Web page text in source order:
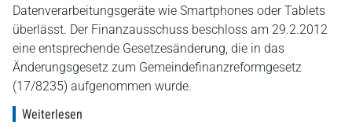
Datenverarbeitungsgeräte wie Smartphones oder Tablets
überlässt. Der Finanzausschuss beschloss am 29.2.2012
eine entsprechende Gesetzesänderung, die in das
Änderungsgesetz zum Gemeindefinanzreformgesetz
(17/8235) aufgenommen wurde.
Weiterlesen